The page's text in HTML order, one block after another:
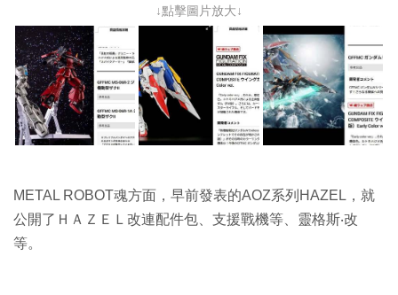
↓點擊圖片放大↓
METAL ROBOT魂方面，早前發表的AOZ系列HAZEL，就
公開了ＨＡＺＥＬ改連配件包、支援戰機等、靈格斯‧改
等。